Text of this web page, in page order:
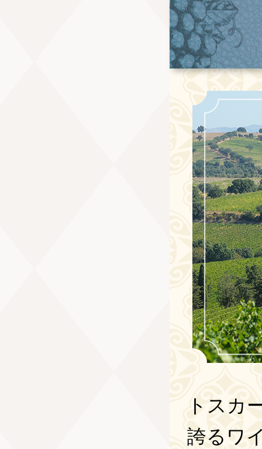
トスカ
誇るワ